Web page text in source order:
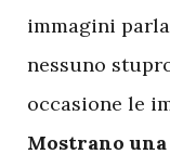
immagini
nessuno
occasione le
Mostrano